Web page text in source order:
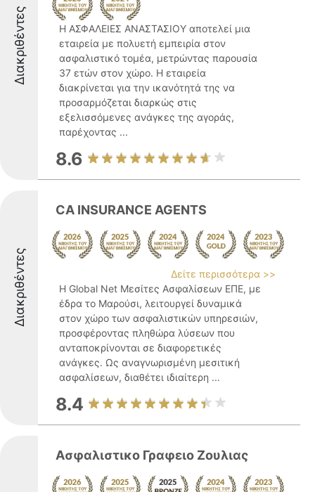
Διακριθέντες
Η ΑΣΦΑΛΕΙΕΣ ΑΝΑΣΤΑΣΙΟΥ αποτελεί μια
εταιρεία με πολυετή εμπειρία στον
ασφαλιστικό τομέα, μετρώντας παρουσία
37 ετών στον χώρο. Η εταιρεία
διακρίνεται για την ικανότητά της να
προσαρμόζεται διαρκώς στις
εξελισσόμενες ανάγκες της αγοράς,
παρέχοντας ...
8.6
Διακριθέντες
CA INSURANCE AGENTS
Δείτε περισσότερα >>
Η Global Net Μεσίτες Ασφαλίσεων ΕΠΕ, με
έδρα το Μαρούσι, λειτουργεί δυναμικά
στον χώρο των ασφαλιστικών υπηρεσιών,
προσφέροντας πληθώρα λύσεων που
ανταποκρίνονται σε διαφορετικές
ανάγκες. Ως αναγνωρισμένη μεσιτική
ασφαλίσεων, διαθέτει ιδιαίτερη ...
8.4
Ασφαλιστικο Γραφειο Ζουλιας